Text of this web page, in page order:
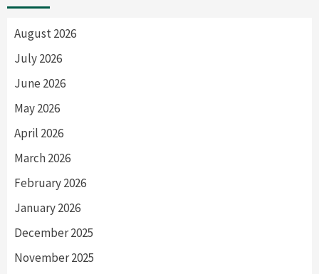
August 2026
July 2026
June 2026
May 2026
April 2026
March 2026
February 2026
January 2026
December 2025
November 2025